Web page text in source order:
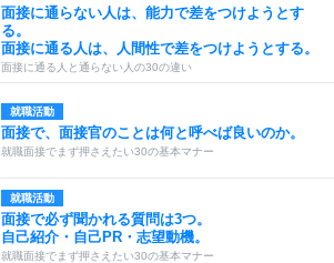
面接に通らない人は、能力で差をつけようとす
る。
面接に通る人は、人間性で差をつけようとする。
面接に通る人と通らない人の30の違い
就職活動
面接で、面接官のことは何と呼べば良いのか。
就職面接でまず押さえたい30の基本マナー
就職活動
面接で必ず聞かれる質問は3つ。
自己紹介・自己PR・志望動機。
就職面接でまず押さえたい30の基本マナー